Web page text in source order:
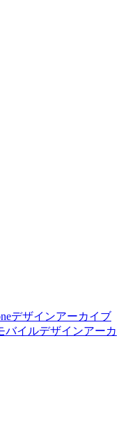
デザインアーカイブ
バイルデザインアーカ